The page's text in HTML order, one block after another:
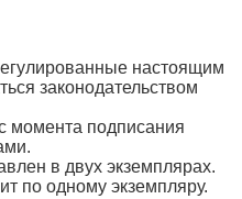
настоящим
законодательством
момента подписания
в двух экземплярах.
по одному экземпляру.